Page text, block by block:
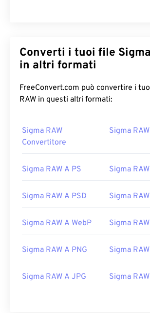
Converti i tuoi file Sigma RAW
in altri formati
FreeConvert.com può convertire i tuoi file
RAW in questi altri formati:
Sigma RAW
Convertitore
Sigma
Sigma RAW A PS Sigma
Sigma RAW A PSD Sigma
Sigma RAW A WebP Sigma
Sigma RAW A PNG Sigma
Sigma RAW A JPG Sigma